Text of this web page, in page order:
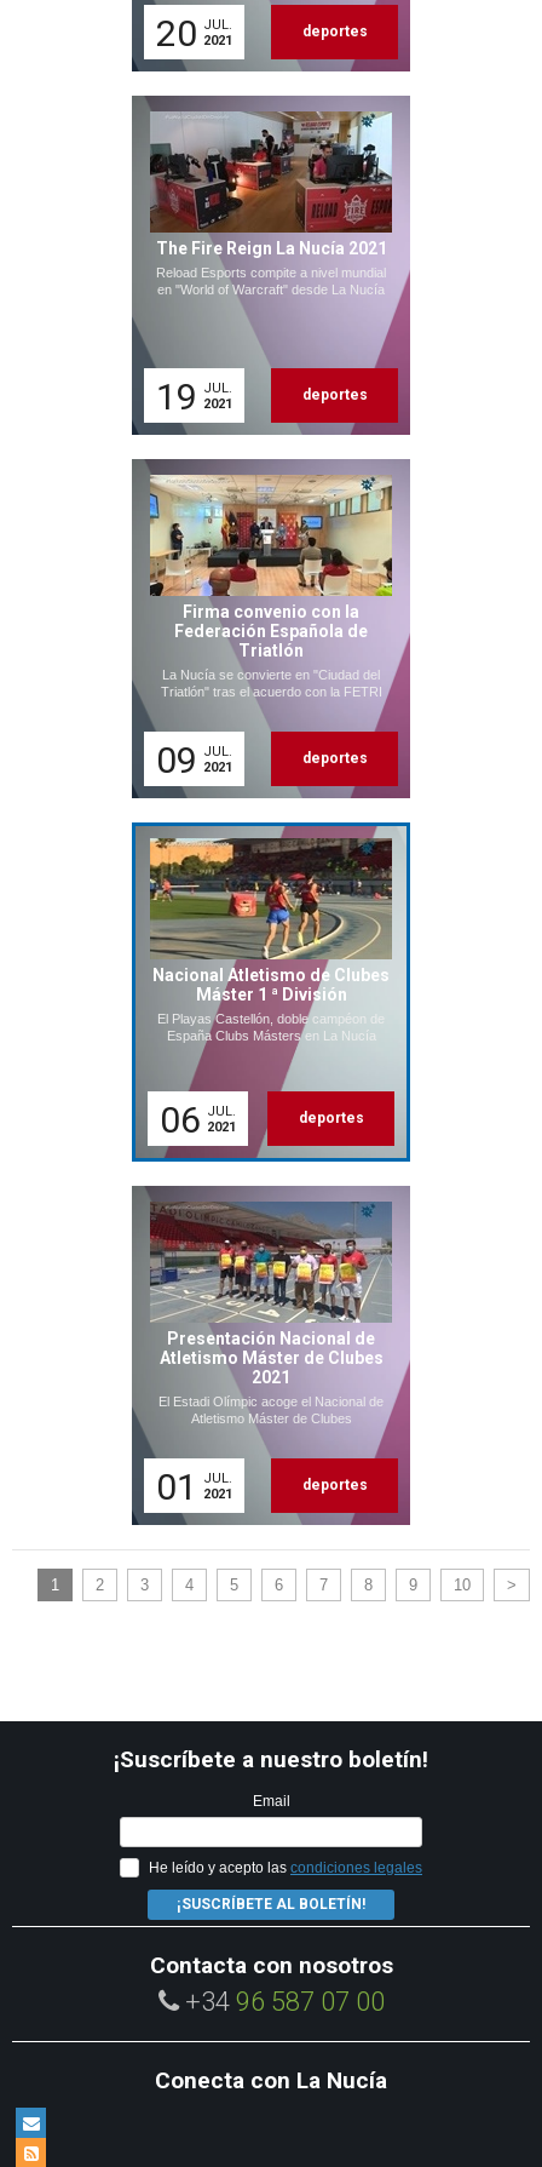
20 JUL.
2021
deportes
The Fire Reign La Nucía 2021
Reload Esports compite a nivel mundial
en "World of Warcraft" desde La Nucía
19
JUL.
2021
deportes
Firma convenio con la
Federación Española de
Triatlón
La Nucía se convierte en "Ciudad del
Triatlón" tras el acuerdo con la FETRI
09
JUL.
2021
deportes
Nacional Atletismo de Clubes
Máster 1 ª División
El Playas Castellón, doble campéon de
España Clubs Másters en La Nucía
06 JUL.
2021
deportes
Presentación Nacional de
Atletismo Máster de Clubes
2021
El Estadi Olímpic acoge el Nacional de
Atletismo Máster de Clubes
01
JUL.
2021
deportes
1 2 3 4 5 6 7 8 9 10 >
¡Suscríbete a nuestro boletín!
Email
He leído y acepto las condiciones legales
¡SUSCRÍBETE AL BOLETÍN!
Contacta con nosotros
+34 96 587 07 00
Conecta con La Nucía